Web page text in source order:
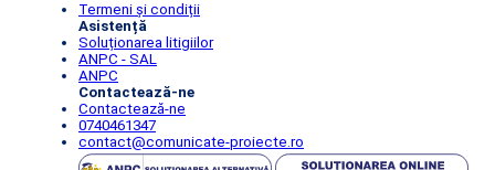
Termeni și condiții
Asistență
Soluționarea litigiilor
ANPC - SAL
ANPC
Contactează-ne
Contactează-ne
0740461347
contact@comunicate-proiecte.ro